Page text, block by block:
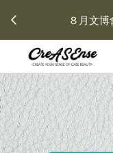
８月文